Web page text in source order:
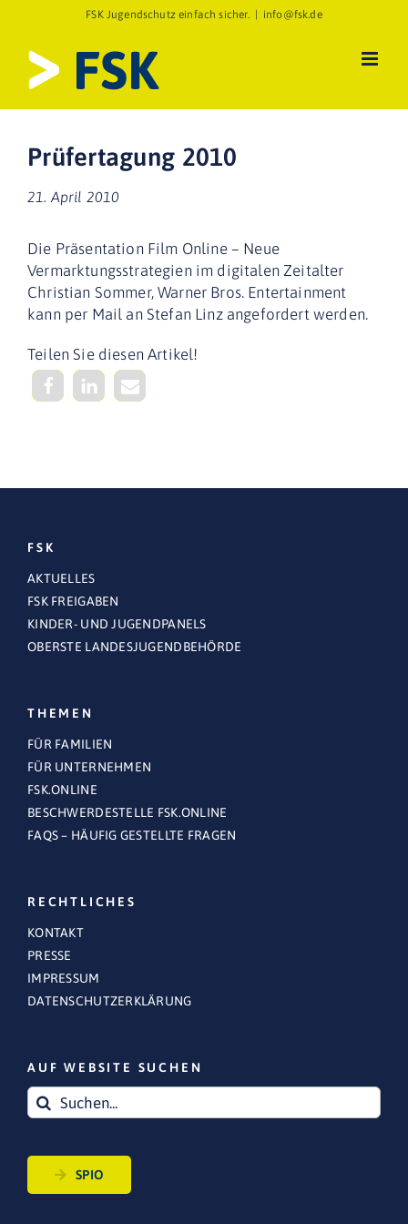
springen
FSK Jugendschutz einfach sicher. info@fsk.de
Prüfertagung 2010
21. April 2010
Die Präsentation Film Online – Neue
Vermarktungsstrategien im digitalen Zeitalter
Christian Sommer, Warner Bros. Entertainment
kann per Mail an Stefan Linz angefordert werden.
Teilen Sie diesen Artikel!
FSK
AKTUELLES
FSK FREIGABEN
KINDER- UND JUGENDPANELS
OBERSTE LANDESJUGENDBEHÖRDE
THEMEN
FÜR FAMILIEN
FÜR UNTERNEHMEN
FSK.ONLINE
BESCHWERDESTELLE FSK.ONLINE
FAQS – HÄUFIG GESTELLTE FRAGEN
RECHTLICHES
KONTAKT
PRESSE
IMPRESSUM
DATENSCHUTZERKLÄRUNG
AUF WEBSITE SUCHEN
Suche
nach:
SPIO